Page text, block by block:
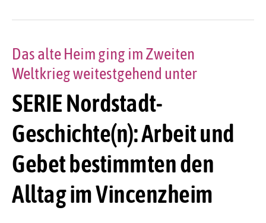
SERIE Nordstadt-
Geschichte(n): Arbeit und
Gebet bestimmten den
Alltag im Vincenzheim
Das alte Heim ging im Zweiten
Weltkrieg weitestgehend unter